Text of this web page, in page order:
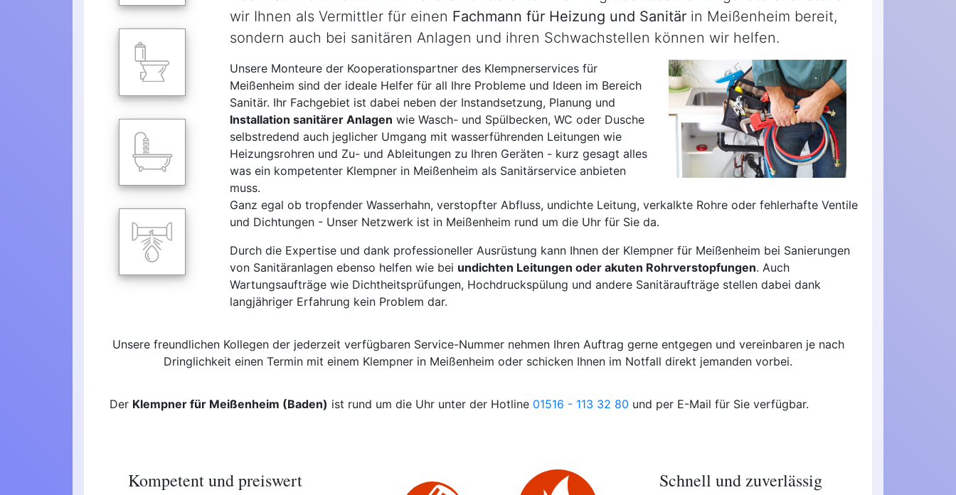
wir Ihnen als Vermittler für einen Fachmann für Heizung und Sanitärin Meißenheim bereit,
sondern auch bei sanitären Anlagen und ihren Schwachstellen können wir helfen.
Unsere Monteure der Kooperationspartner des Klempnerservices für
Meißenheim sind der ideale Helfer für all Ihre Probleme und Ideen im Bereich
Sanitär. Ihr Fachgebiet ist dabei neben der Instandsetzung, Planung und
Installation sanitärer Anlagen wie Wasch- und Spülbecken, WC oder Dusche
selbstredend auch jeglicher Umgang mit wasserführenden Leitungen wie
Heizungsrohren und Zu- und Ableitungen zu Ihren Geräten - kurz gesagt alles
was ein kompetenter Klempner in Meißenheim als Sanitärservice anbieten
muss.
Ganz egal ob tropfender Wasserhahn, verstopfter Abfluss, undichte Leitung, verkalkte Rohre oder fehlerhafte Ventile
und Dichtungen - Unser Netzwerk ist in Meißenheim rund um die Uhr für Sie da.
Durch die Expertise und dank professioneller Ausrüstung kann Ihnen der Klempner für Meißenheim bei Sanierungen
von Sanitäranlagen ebenso helfen wie bei undichten Leitungen oder akuten Rohrverstopfungen. Auch
Wartungsaufträge wie Dichtheitsprüfungen, Hochdruckspülung und andere Sanitäraufträge stellen dabei dank
langjähriger Erfahrung kein Problem dar.
Unsere freundlichen Kollegen der jederzeit verfügbaren Service-Nummer nehmen Ihren Auftrag gerne entgegen und vereinbaren je nach
Dringlichkeit einen Termin mit einem Klempner in Meißenheim oder schicken Ihnen im Notfall direkt jemanden vorbei.
Der Klempner für Meißenheim (Baden) ist rund um die Uhr unter der Hotline 01516 - 113 32 80 und per E-Mail für Sie verfügbar.
Kompetent und preiswert Schnell und zuverlässig